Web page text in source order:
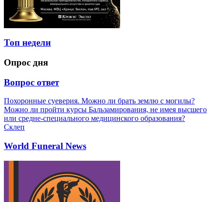
Топ недели
Опрос дня
Вопрос ответ
Похоронные суеверия. Можно ли брать землю с могилы?
Можно ли пройти курсы Бальзамирования, не имея высшего
или средне-специального медицинского образования?
Склеп
World Funeral News